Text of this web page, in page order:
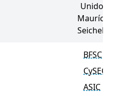
Unidos,
Maurício,
Seicheles
BFSC
CySEC
ASIC